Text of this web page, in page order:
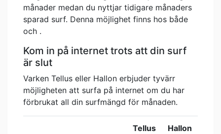
månader medan du nyttjar tidigare månaders
sparad surf. Denna möjlighet finns hos både
och .
Kom in på internet trots att din surf
är slut
Varken Tellus eller Hallon erbjuder tyvärr
möjligheten att surfa på internet om du har
förbrukat all din surfmängd för månaden.
Tellus Hallon